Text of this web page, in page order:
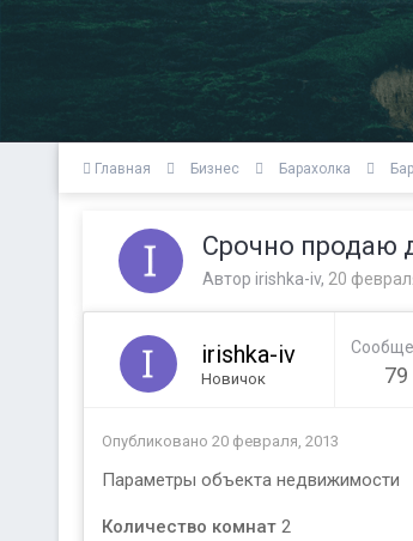
Главная Бизнес Барахолка
Срочно продаю
Автор irishka-iv, 20
irishka-iv
Новичок 79
Опубликовано 20 февраля, 2013
Параметры объекта недвижимости
Количество комнат 2